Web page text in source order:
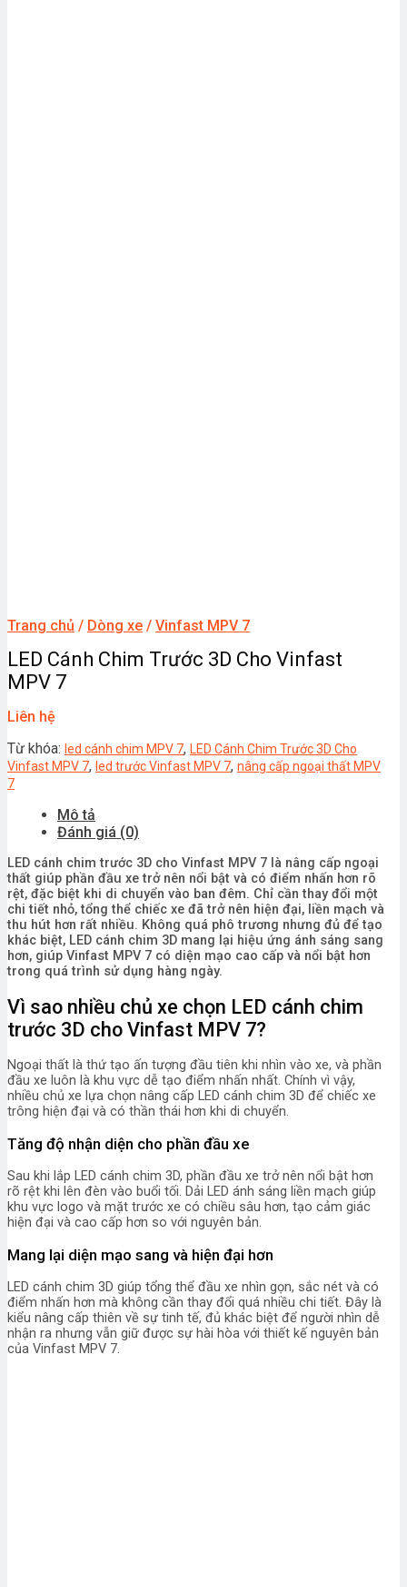
Trang chủ / Dòng xe / Vinfast MPV 7
LED Cánh Chim Trước 3D Cho Vinfast
MPV 7
Liên hệ
Từ khóa: led cánh chim MPV 7, LED Cánh Chim Trước 3D Cho
Vinfast MPV 7, led trước Vinfast MPV 7, nâng cấp ngoại thất MPV
7
Mô tả
Đánh giá (0)
LED cánh chim trước 3D cho Vinfast MPV 7 là nâng cấp ngoại
thất giúp phần đầu xe trở nên nổi bật và có điểm nhấn hơn rõ
rệt, đặc biệt khi di chuyển vào ban đêm. Chỉ cần thay đổi một
chi tiết nhỏ, tổng thể chiếc xe đã trở nên hiện đại, liền mạch và
thu hút hơn rất nhiều. Không quá phô trương nhưng đủ để tạo
khác biệt, LED cánh chim 3D mang lại hiệu ứng ánh sáng sang
hơn, giúp Vinfast MPV 7 có diện mạo cao cấp và nổi bật hơn
trong quá trình sử dụng hàng ngày.
Vì sao nhiều chủ xe chọn LED cánh chim
trước 3D cho Vinfast MPV 7?
Ngoại thất là thứ tạo ấn tượng đầu tiên khi nhìn vào xe, và phần
đầu xe luôn là khu vực dễ tạo điểm nhấn nhất. Chính vì vậy,
nhiều chủ xe lựa chọn nâng cấp LED cánh chim 3D để chiếc xe
trông hiện đại và có thần thái hơn khi di chuyển.
Tăng độ nhận diện cho phần đầu xe
Sau khi lắp LED cánh chim 3D, phần đầu xe trở nên nổi bật hơn
rõ rệt khi lên đèn vào buổi tối. Dải LED ánh sáng liền mạch giúp
khu vực logo và mặt trước xe có chiều sâu hơn, tạo cảm giác
hiện đại và cao cấp hơn so với nguyên bản.
Mang lại diện mạo sang và hiện đại hơn
LED cánh chim 3D giúp tổng thể đầu xe nhìn gọn, sắc nét và có
điểm nhấn hơn mà không cần thay đổi quá nhiều chi tiết. Đây là
kiểu nâng cấp thiên về sự tinh tế, đủ khác biệt để người nhìn dễ
nhận ra nhưng vẫn giữ được sự hài hòa với thiết kế nguyên bản
của Vinfast MPV 7.